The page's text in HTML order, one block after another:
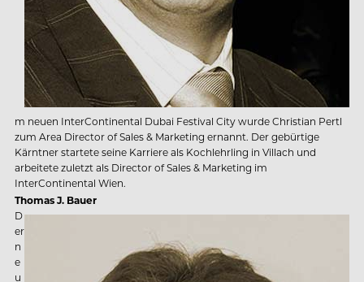
m neuen InterContinental Dubai Festival City wurde Christian Pertl
zum Area Director of Sales & Marketing ernannt. Der gebürtige
Kärntner startete seine Karriere als Kochlehrling in Villach und
arbeitete zuletzt als Director of Sales & Marketing im
InterContinental Wien.
Thomas J. Bauer
D
er
n
e
u